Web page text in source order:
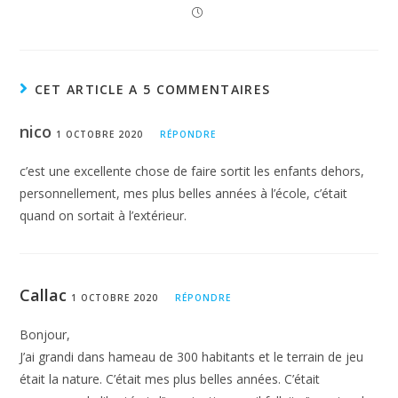
, selon ces mêmes chercheurs, et contribue
Une pédagogie transdisciplinaire
L’impact bénéfique du dehors sur l’apprentissage n’est pas
CET ARTICLE A 5 COMMENTAIRES
nico 1 OCTOBRE 2020 RÉPONDRE
c’est une excellente chose de faire sortit les enfants dehors,
personnellement, mes plus belles années à l’école, c’était
quand on sortait à l’extérieur.
Callac 1 OCTOBRE 2020 RÉPONDRE
Bonjour,
J’ai grandi dans hameau de 300 habitants et le terrain de jeu
était la nature. C’était mes plus belles années. C’était